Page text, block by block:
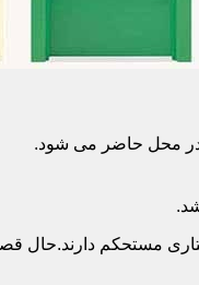
در محل حاضر می شود.
مستحکم دارند.حال قصد